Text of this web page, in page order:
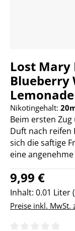
Lost
Blueberry
Nikotingehalt:
Beim ersten
Duft nach reifen
sich die saftige
eine
Regulärer Preis:
9,99 €
Inhalt: 0.01 Liter
Preise inkl. MwSt.